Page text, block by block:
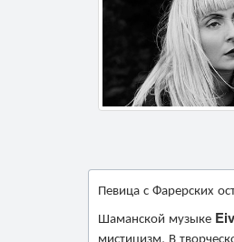
Певица с Фарерских
Шаманской музыке
мистицизм. В